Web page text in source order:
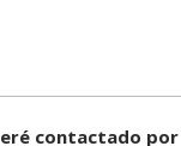
contactado